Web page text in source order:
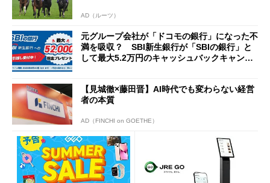
AD（ルーツ）
元グループ会社が「ドコモの銀行」になった不
満を吸収？ SBI新生銀行が「SBIの銀行」と
して最大5.2万円のキャッシュバックキャンペ
【見城徹×藤田晋】AI時代でも変わらない経営
者の本質
AD（FINCHI on GOETHE）